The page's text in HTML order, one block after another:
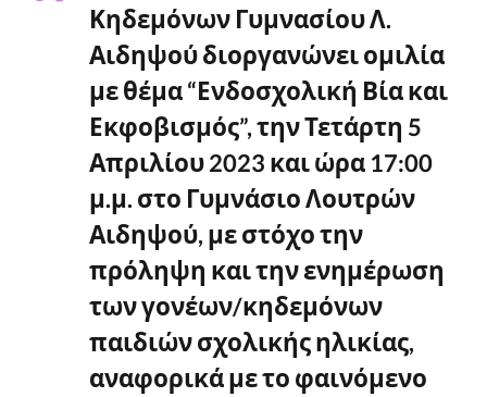
Κηδεμόνων Γυμνασίου Λ.
Αιδηψού διοργανώνει ομιλία
με θέμα “Ενδοσχολική Βία και
Εκφοβισμός”, την Τετάρτη 5
Απριλίου 2023 και ώρα 17:00
μ.μ. στο Γυμνάσιο Λουτρών
Αιδηψού, με στόχο την
πρόληψη και την ενημέρωση
των γονέων/κηδεμόνων
παιδιών σχολικής ηλικίας,
αναφορικά με το φαινόμενο